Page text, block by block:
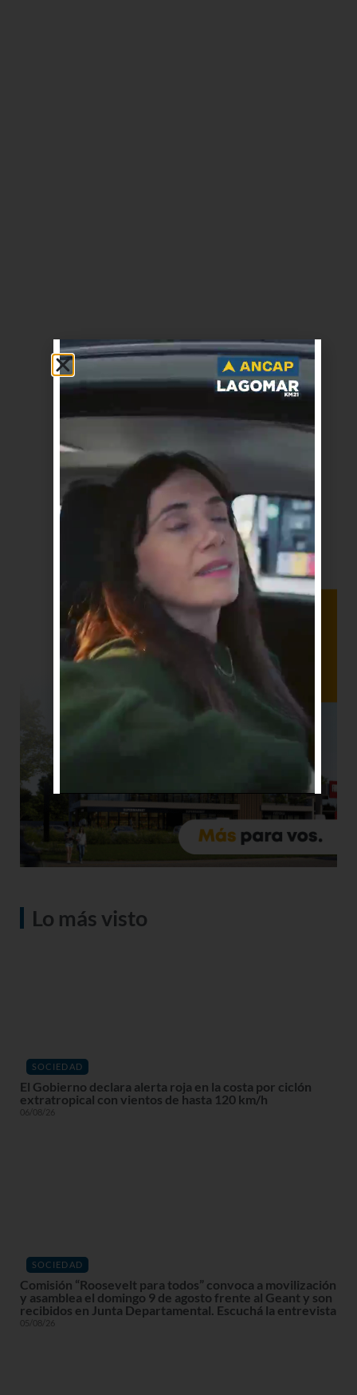
Lo más visto
SOCIEDAD
El Gobierno declara alerta roja en la costa por ciclón
extratropical con vientos de hasta 120 km/h
06/08/26
SOCIEDAD
Comisión “Roosevelt para todos” convoca a movilización
y asamblea el domingo 9 de agosto frente al Geant y son
recibidos en Junta Departamental. Escuchá la entrevista
05/08/26